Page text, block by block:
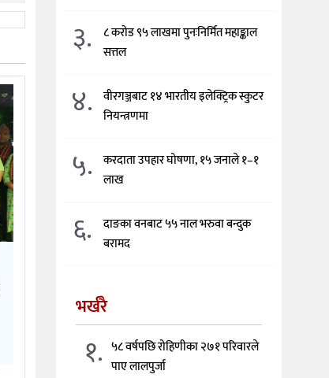
३.
८ करोड ९५ लाखमा पुनःनिर्मित महाङ्काल
सत्तल
४.
वीरगञ्जबाट १४ भारतीय इलेक्ट्रिक स्कुटर
नियन्त्रणमा
५.
करदाता उपहार घोषणा, १५ जनाले १–१
लाख
६.
दाङका वनबाट ५५ नाल भरुवा बन्दुक
बरामद
भर्खरै
१. ५८ वर्षपछि रोहिणीका २७१ परिवारले
पाए लालपुर्जा